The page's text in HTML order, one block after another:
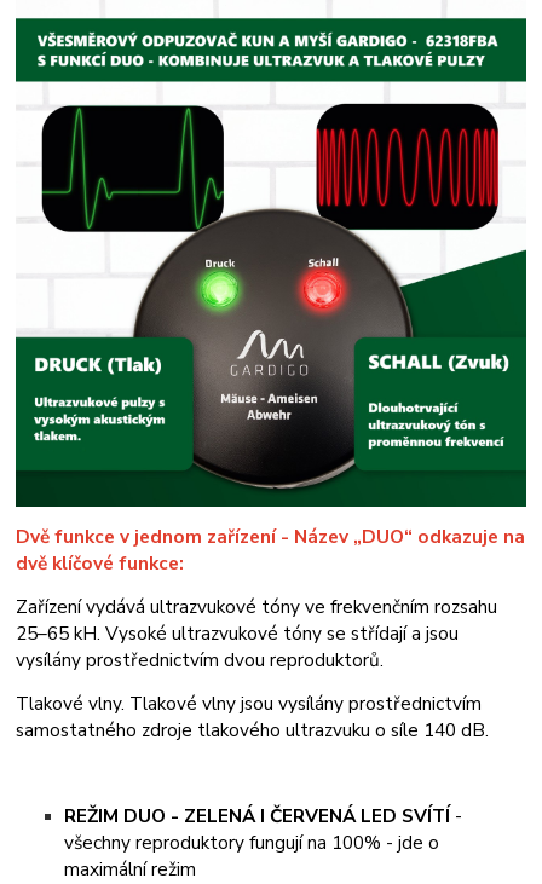
Dvě funkce v jednom zařízení - Název „DUO“ odkazuje na
dvě klíčové funkce:
Zařízení vydává ultrazvukové tóny ve frekvenčním rozsahu
25–65 kH. Vysoké ultrazvukové tóny se střídají a jsou
vysílány prostřednictvím dvou reproduktorů.
Tlakové vlny. Tlakové vlny jsou vysílány prostřednictvím
samostatného zdroje tlakového ultrazvuku o síle 140 dB.
REŽIM DUO - ZELENÁ I ČERVENÁ LED SVÍTÍ -
všechny reproduktory fungují na 100% - jde o
maximální režim